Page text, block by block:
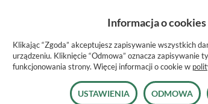
tego samego sprawdzonego, wstępnie
do standardowego TotalFill® BC Sealer ™,
i jestbardziej widoczny dla promieni
na ciepło.
Informacja o cookies
Klikając “Zgoda” akceptujesz zapisywanie wszystkich
urządzeniu. Kliknięcie “Odmowa” oznacza zapisywanie
funkcjonowania strony. Więcej informacji o cookie w
USTAWIENIA ODMOWA